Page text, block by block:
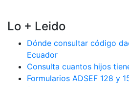
Lo + Leido
Dónde consultar código
Ecuador
Consulta cuantos hijos
Formularios ADSEF 128 y